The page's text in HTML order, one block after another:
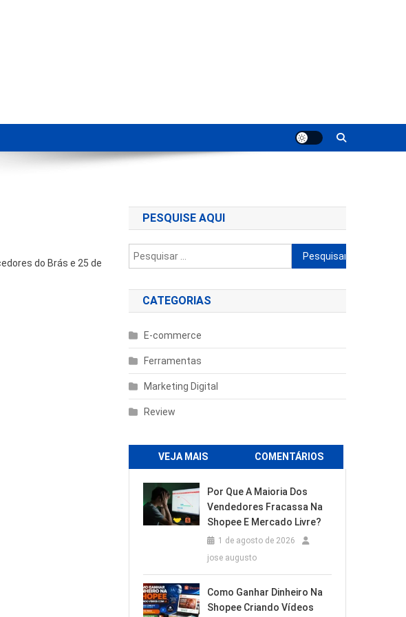
do Brás e 25 de
PESQUISE AQUI
Pesquisar
por:
CATEGORIAS
E-commerce
Ferramentas
Marketing Digital
Review
VEJA MAIS COMENTÁRIOS
Por Que A Maioria Dos
Vendedores Fracassa Na
Shopee E Mercado Livre?
1 de agosto de 2026
jose augusto
Como Ganhar Dinheiro Na
Shopee Criando Vídeos